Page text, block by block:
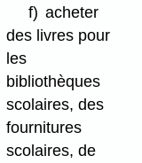
f) acheter
des livres pour
les
bibliothèques
scolaires, des
fournitures
scolaires, de